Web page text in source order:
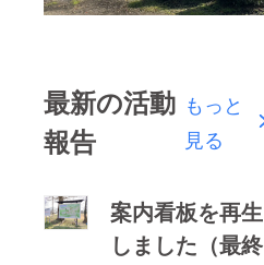
最新の活動
報告
もっと
見る
案内看板を再生
しました（最終